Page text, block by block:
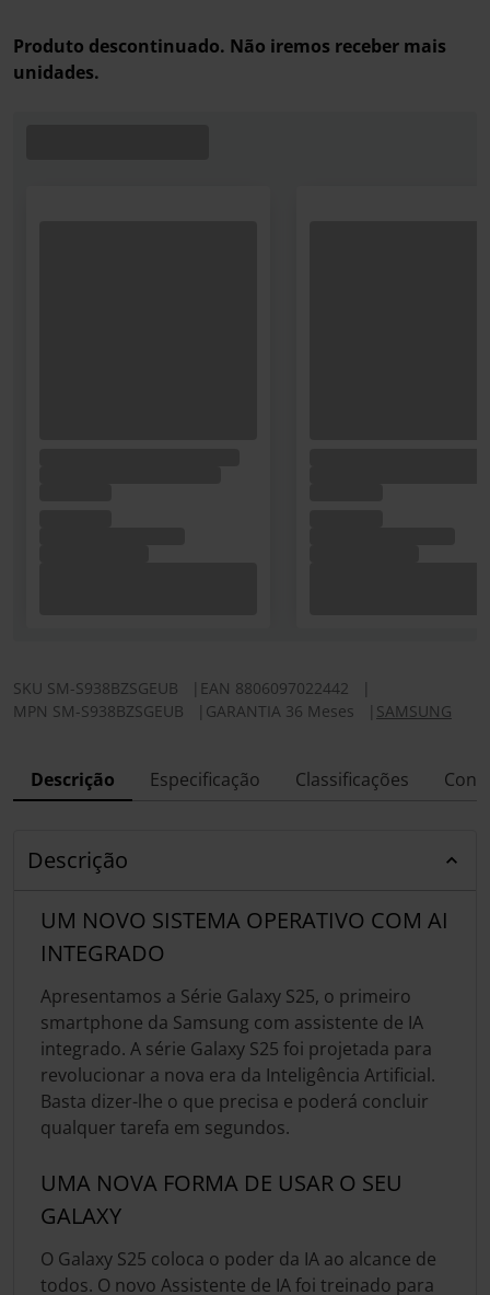
Produto descontinuado. Não iremos receber mais
unidades.
SKU SM-S938BZSGEUB EAN 8806097022442
MPN SM-S938BZSGEUB GARANTIA 36 Meses SAMSUNG
Descrição Especificação Classificações
Descrição
UM NOVO SISTEMA OPERATIVO COM AI
INTEGRADO
Apresentamos a Série Galaxy S25, o primeiro
smartphone da Samsung com assistente de IA
integrado. A série Galaxy S25 foi projetada para
revolucionar a nova era da Inteligência Artificial.
Basta dizer-lhe o que precisa e poderá concluir
qualquer tarefa em segundos.
UMA NOVA FORMA DE USAR O SEU
GALAXY
O Galaxy S25 coloca o poder da IA ao alcance de
todos. O novo Assistente de IA foi treinado para